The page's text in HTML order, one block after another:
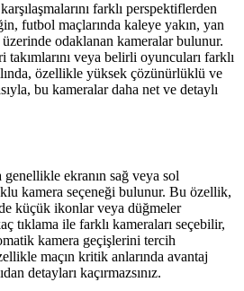
farklı perspektiflerden
futbol maçlarında kaleye yakın, yan
odaklanan kameralar bulunur.
veya belirli oyuncuları farklı
özellikle yüksek çözünürlüklü ve
bu kameralar daha net ve detaylı
ekranın sağ veya sol
kamera seçeneği bulunur. Bu özellik,
küçük ikonlar veya düğmeler
tıklama ile farklı kameraları seçebilir,
kamera geçişlerini tercih
maçın kritik anlarında avantaj
detayları kaçırmazsınız.